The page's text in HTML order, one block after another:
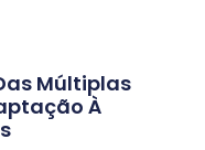
Múltiplas
À